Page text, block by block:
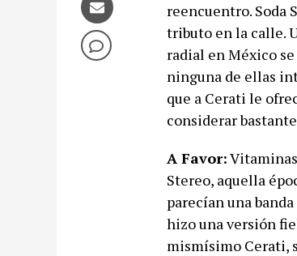
reencuentro. Soda
tributo en la calle.
radial en México
ninguna de ellas
que a Cerati le
considerar
A Favor:
Stereo, aquella
parecían una
hizo una versión
mismísimo Cerati,